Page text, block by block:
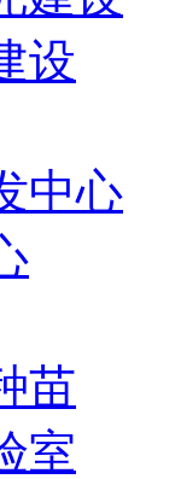
设
中心
苗
室